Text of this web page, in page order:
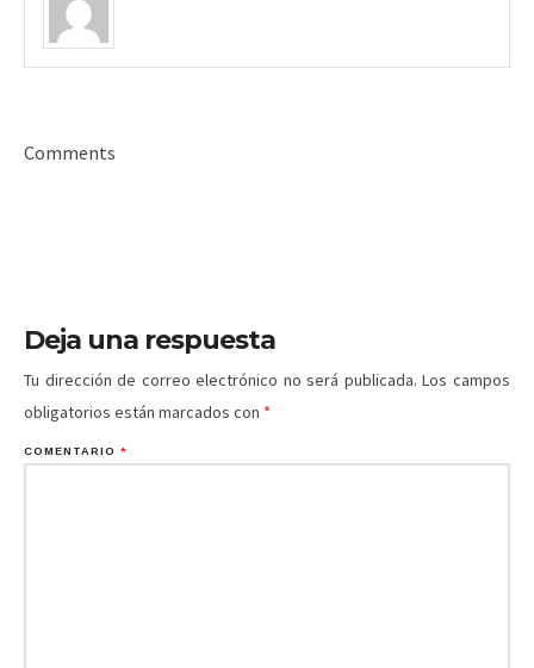
Comments
Deja una respuesta
Tu dirección de correo electrónico no será publicada. Los campos
obligatorios están marcados con *
COMENTARIO *